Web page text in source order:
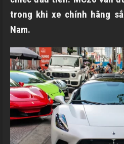
trong khi xe chính hãng
Nam.